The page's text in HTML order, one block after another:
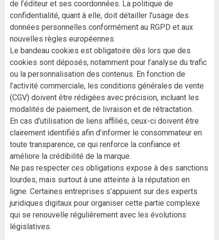
de l’éditeur et ses coordonnées. La politique de
confidentialité, quant à elle, doit détailler l’usage des
données personnelles conformément au RGPD et aux
nouvelles règles européennes.
Le bandeau cookies est obligatoire dès lors que des
cookies sont déposés, notamment pour l’analyse du trafic
ou la personnalisation des contenus. En fonction de
l’activité commerciale, les conditions générales de vente
(CGV) doivent être rédigées avec précision, incluant les
modalités de paiement, de livraison et de rétractation.
En cas d’utilisation de liens affiliés, ceux-ci doivent être
clairement identifiés afin d’informer le consommateur en
toute transparence, ce qui renforce la confiance et
améliore la crédibilité de la marque.
Ne pas respecter ces obligations expose à des sanctions
lourdes, mais surtout à une atteinte à la réputation en
ligne. Certaines entreprises s’appuient sur des experts
juridiques digitaux pour organiser cette partie complexe
qui se renouvelle régulièrement avec les évolutions
législatives.